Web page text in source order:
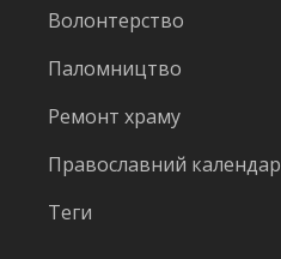
Волонтерство
Паломництво
Ремонт храму
Православний календар
Теги